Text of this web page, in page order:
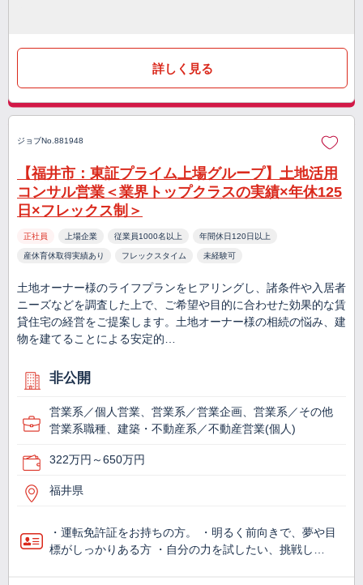
詳しく見る
ジョブNo.881948
【福井市：東証プライム上場グループ】土地活用
コンサル営業＜業界トップクラスの実績×年休125
日×フレックス制＞
正社員 上場企業 従業員1000名以上 年間休日120日以上
産休育休取得実績あり フレックスタイム 未経験可
土地オーナー様のライフプランをヒアリングし、諸条件や入居者
ニーズなどを調査した上で、ご希望や目的に合わせた効果的な賃
貸住宅の経営をご提案します。土地オーナー様の相続の悩み、建
物を建てることによる安定的…
非公開
営業系／個人営業、営業系／営業企画、営業系／その他
営業系職種、建築・不動産系／不動産営業(個人)
322万円～650万円
福井県
・運転免許証をお持ちの方。 ・明るく前向きで、夢や目
標がしっかりある方 ・自分の力を試したい、挑戦し…